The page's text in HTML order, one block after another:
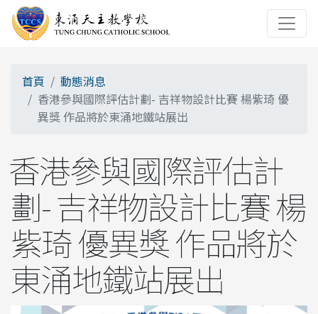
首頁
動態消息
香港參與國際評估計劃- 吉祥物設計比賽 楊紫琦 優
異獎 作品將於東涌地鐵站展出
香港參與國際評估計
劃- 吉祥物設計比賽 楊
紫琦 優異獎 作品將於
東涌地鐵站展出